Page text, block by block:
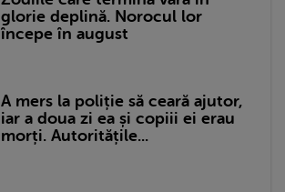
glorie deplină. Norocul lor
începe în august
A mers la poliție să ceară ajutor,
iar a doua zi ea și copiii ei erau
morți. Autoritățile...